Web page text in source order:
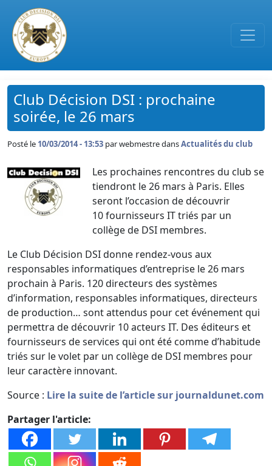
Passer au contenu principal
Club Décision DSI : prochaine
soirée, le 26 mars
Posté le 10/03/2014 - 13:53 parwebmestre dansActualités du club
Les prochaines rencontres du club se
tiendront le 26 mars à Paris. Elles
seront l’occasion de découvrir
10 fournisseurs IT triés par un
collège de DSI membres.
Le Club Décision DSI donne rendez-vous aux
responsables informatiques d’entreprise le 26 mars
prochain à Paris. 120 directeurs des systèmes
d’information, responsables informatiques, directeurs
de production… sont attendus pour cet événement qui
permettra de découvrir 10 acteurs IT. Des éditeurs et
fournisseurs de services qui ont été comme d’habitude
triés sur le volet par un collège de DSI membres pour
leur caractère innovant.
Source : Lire la suite de l’article sur journaldunet.com
Partager l'article: